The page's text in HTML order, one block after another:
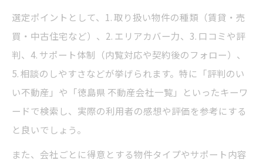
評判重視で不動産を選ぶ際の注意点
中村ハウジングのサポートで理想の住み替
え
生活スタイルに合う住まいの選定方法
中村ハウジングが叶える失敗しない住み替え
中村ハウジングの丁寧な不動産仲介サービ
選定ポイントとして、1. 取り扱い物件の種類（賃貸・売
買・中古住宅など）、2. エリアカバー力、3. 口コミや評
判、4. サポート体制（内覧対応や契約後のフォロー）、
5. 相談のしやすさなどが挙げられます。特に「評判のい
い不動産」や「徳島県 不動産会社一覧」といったキーワ
ードで検索し、実際の利用者の感想や評価を参考にする
と良いでしょう。
また、会社ごとに得意とする物件タイプやサポート内容